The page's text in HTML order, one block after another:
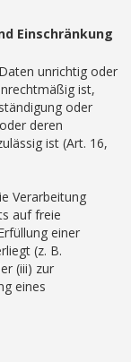
Einschränkung
unrichtig oder
ist,
oder
deren
ist (Art. 16,
Verarbeitung
auf freie
einer
(z. B.
(iii) zur
eines